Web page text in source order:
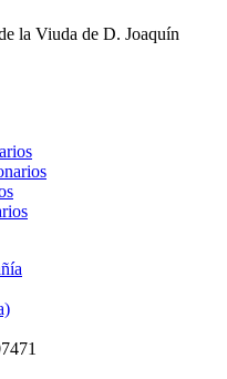
la Viuda de D. Joaquín